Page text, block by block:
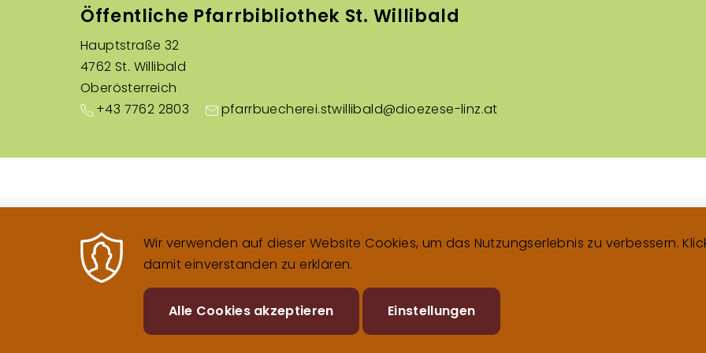
Öffentliche Pfarrbibliothek St. Willibald
Hauptstraße 32
4762 St. Willibald
Oberösterreich
+43 7762 2803
pfarrbuecherei.stwillibald@dioezese-linz.at
Wir verwenden auf dieser Website Cookies, um das Nutzungserlebnis zu verbessern.
damit einverstanden zu erklären.
Alle Cookies akzeptieren
Zustimmung
zurückziehen
Einstellungen